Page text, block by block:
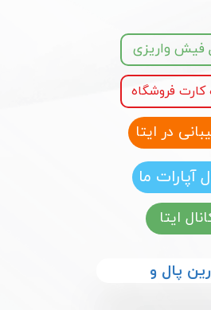
آپارات ما
پال و
فیش واریزی
ایتا
کارت فروشگاه
در ایتا